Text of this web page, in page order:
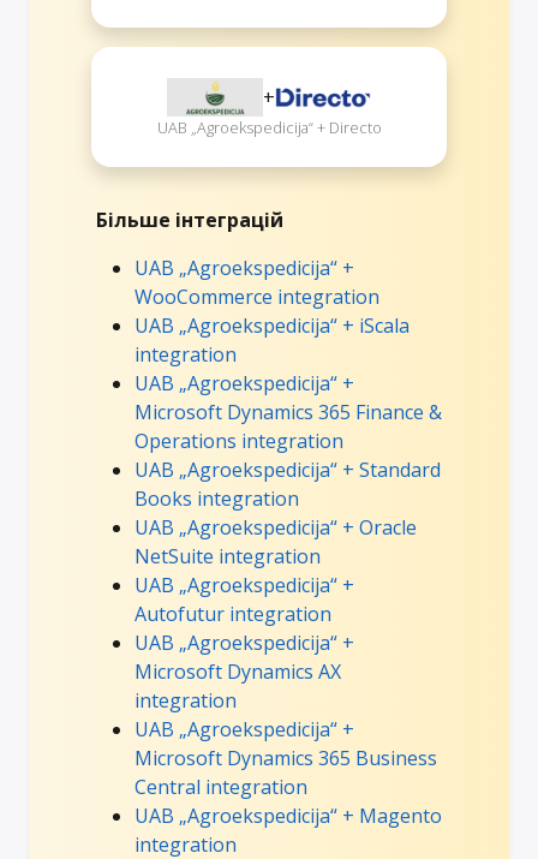
+
UAB „Agroekspedicija“ + Directo
Більше інтеграцій
UAB „Agroekspedicija“ +
WooCommerce integration
UAB „Agroekspedicija“ + iScala
integration
UAB „Agroekspedicija“ +
Microsoft Dynamics 365 Finance &
Operations integration
UAB „Agroekspedicija“ + Standard
Books integration
UAB „Agroekspedicija“ + Oracle
NetSuite integration
UAB „Agroekspedicija“ +
Autofutur integration
UAB „Agroekspedicija“ +
Microsoft Dynamics AX
integration
UAB „Agroekspedicija“ +
Microsoft Dynamics 365 Business
Central integration
UAB „Agroekspedicija“ + Magento
integration